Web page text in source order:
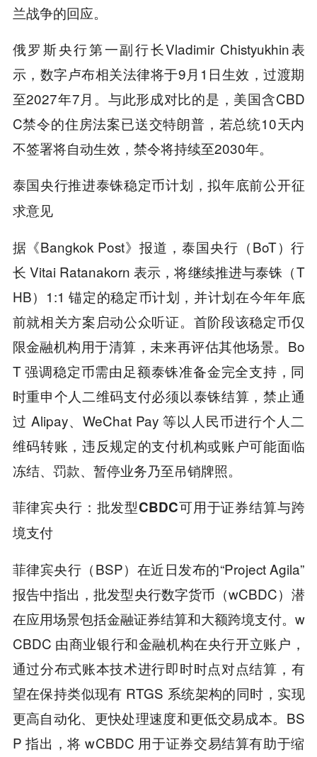
兰战争的回应。
俄罗斯央行第一副行长Vladimir Chistyukhin表
示，数字卢布相关法律将于9月1日生效，过渡期
至2027年7月。与此形成对比的是，美国含CBD
C禁令的住房法案已送交特朗普，若总统10天内
不签署将自动生效，禁令将持续至2030年。
泰国央行推进泰铢稳定币计划，拟年底前公开征
求意见
据《Bangkok Post》报道，泰国央行（BoT）行
长 Vitai Ratanakorn 表示，将继续推进与泰铢（T
HB）1:1 锚定的稳定币计划，并计划在今年年底
前就相关方案启动公众听证。首阶段该稳定币仅
限金融机构用于清算，未来再评估其他场景。Bo
T 强调稳定币需由足额泰铢准备金完全支持，同
时重申个人二维码支付必须以泰铢结算，禁止通
过 Alipay、WeChat Pay 等以人民币进行个人二
维码转账，违反规定的支付机构或账户可能面临
冻结、罚款、暂停业务乃至吊销牌照。
菲律宾央行：批发型CBDC可用于证券结算与跨
境支付
菲律宾央行（BSP）在近日发布的“Project Agila”
报告中指出，批发型央行数字货币（wCBDC）潜
在应用场景包括金融证券结算和大额跨境支付。w
CBDC 由商业银行和金融机构在央行开立账户，
通过分布式账本技术进行即时时点对点结算，有
望在保持类似现有 RTGS 系统架构的同时，实现
更高自动化、更快处理速度和更低交易成本。BS
P 指出，将 wCBDC 用于证券交易结算有助于缩